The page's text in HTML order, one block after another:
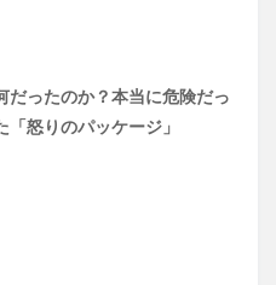
だったのか？本当に危険だっ
怒りのパッケージ」